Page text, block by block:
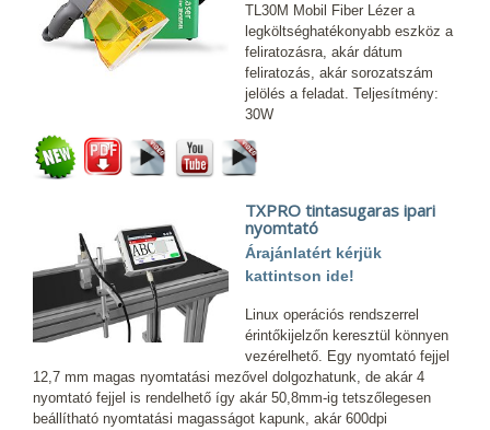
TL30M Mobil Fiber Lézer a
legköltséghatékonyabb eszköz a
feliratozásra, akár dátum
feliratozás, akár sorozatszám
jelölés a feladat. Teljesítmény:
30W
TXPRO tintasugaras ipari
nyomtató
Árajánlatért kérjük
kattintson ide!
Linux operációs rendszerrel
érintőkijelzőn keresztül könnyen
vezérelhető. Egy nyomtató fejjel
12,7 mm magas nyomtatási mezővel dolgozhatunk, de akár 4
nyomtató fejjel is rendelhető így akár 50,8mm-ig tetszőlegesen
beállítható nyomtatási magasságot kapunk, akár 600dpi